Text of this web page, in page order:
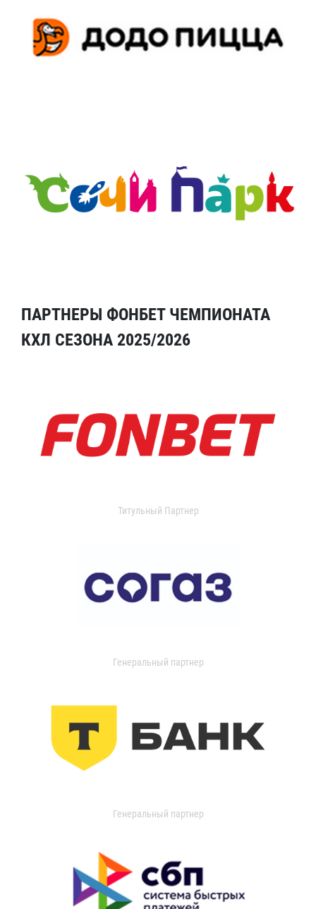
ПАРТНЕРЫ ФОНБЕТ ЧЕМПИОНАТА
КХЛ СЕЗОНА 2025/2026
Титульный Партнер
Генеральный партнер
Генеральный партнер